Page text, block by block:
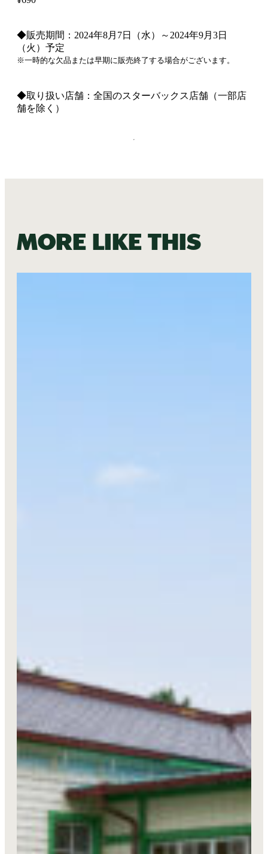
◆販売期間：2024年8月7日（水）～2024年9月3日
（火）予定
※一時的な欠品または早期に販売終了する場合がございます。
◆取り扱い店舗：全国のスターバックス店舗（一部店
舗を除く）
More like this